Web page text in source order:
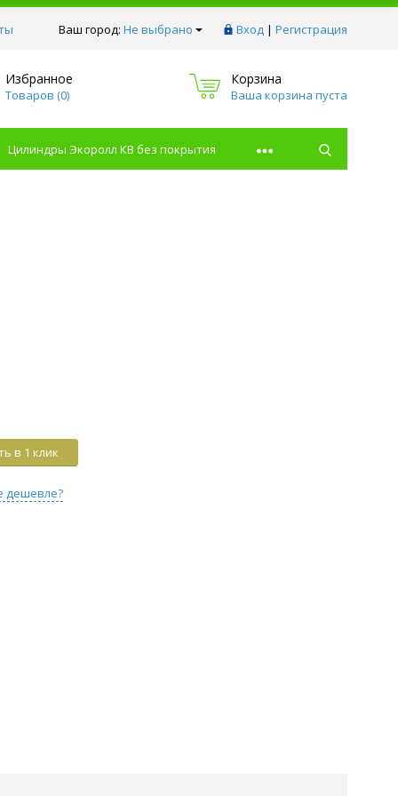
Ваш город: Не выбрано Вход | Регистрация
Избранное
Товаров (0)
Корзина
Ваша корзина пуста
Цилиндры Экоролл КВ без покрытия
в 1 клик
дешевле?